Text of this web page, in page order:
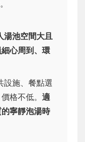
湯池空間大且
心周到、環
設施、餐點選
格不低。 適
寧靜泡湯時